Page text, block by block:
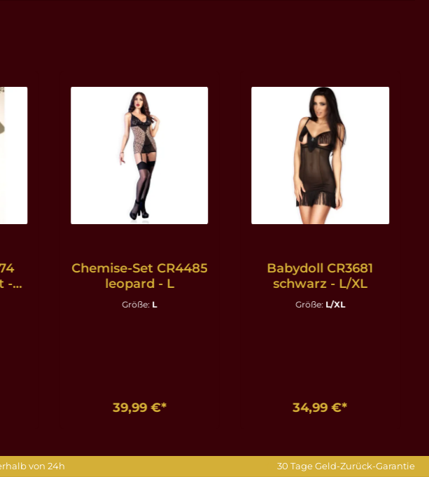
-
Chemise-Set CR4485
leopard - L
Größe: L
39,99 €*
Babydoll CR3681
schwarz - L/XL
Größe: L/XL
34,99 €*
von 24h 30 Tage Geld-Zurück-Garantie